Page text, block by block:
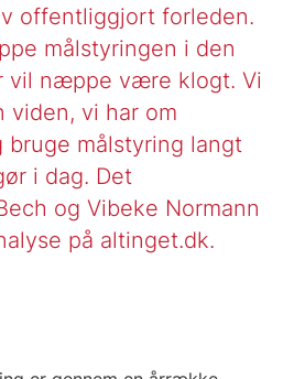
offentliggjort forleden.
målstyringen i den
vil næppe være klogt. Vi
viden, vi har om
bruge målstyring langt
i dag. Det
og Vibeke Normann
på altinget.dk.